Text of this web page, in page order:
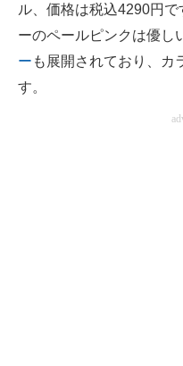
ル、価格は税込4290円
ーのペールピンクは優し
ー も展開されており、カ
す。